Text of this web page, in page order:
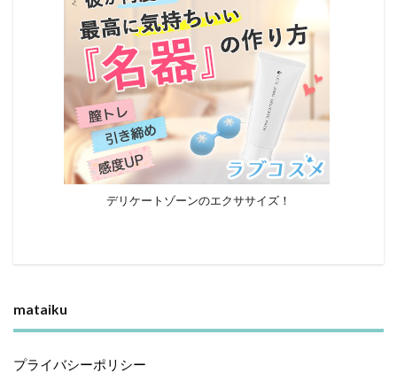
デリケートゾーンのエクササイズ！
mataiku
プライバシーポリシー